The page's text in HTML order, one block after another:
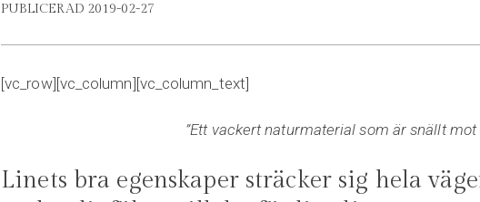
PUBLICERAD 2019-02-27
[vc_row][vc_column][vc_column_text]
”Ett vackert naturmaterial som är snällt
Linets bra egenskaper sträcker sig hela